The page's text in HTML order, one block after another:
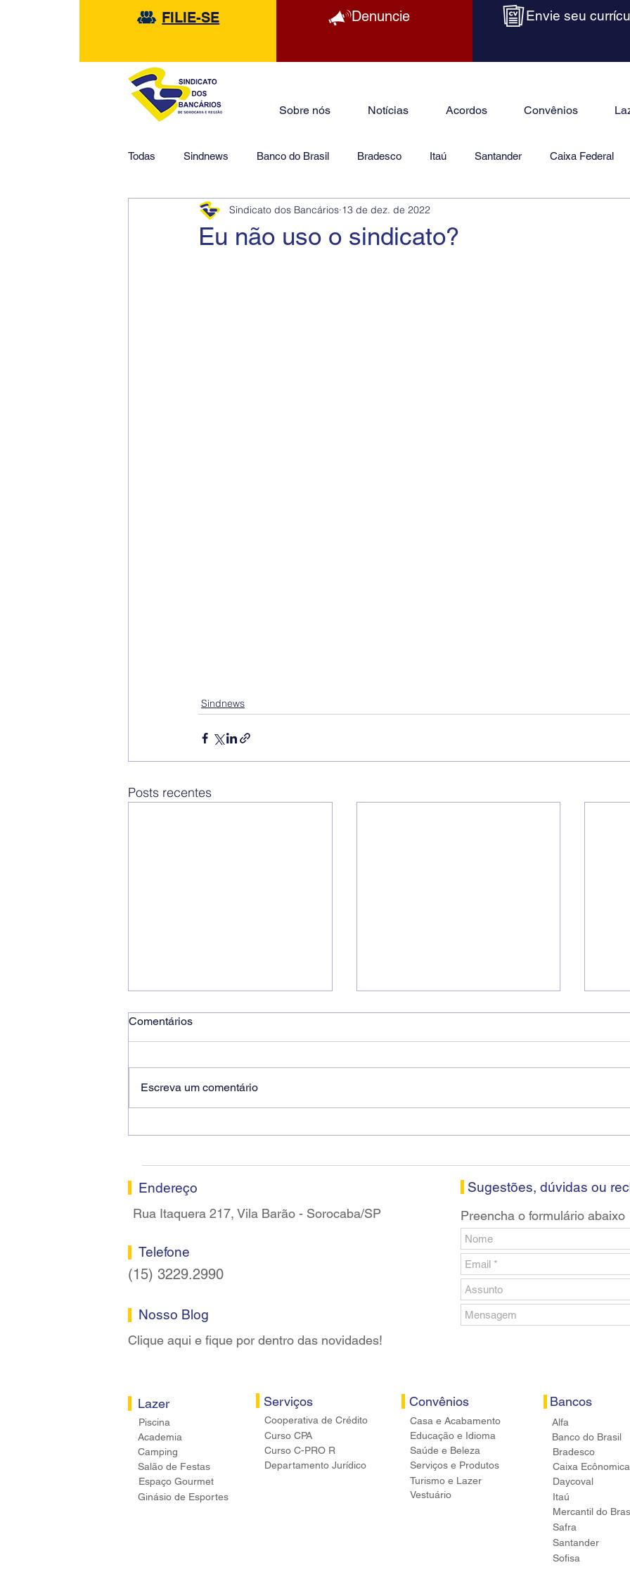
FILIE-SE Denuncie Envie seu
Sobre nós Notícias Acordos Convênios
Todas Sindnews Banco do Brasil Bradesco Itaú Santander Caixa Federal
HSBC Financeiras Jurídico
Eu não uso o sindicato?
Sindicato dos Bancários 13 de dez. de 2022
Sindnews
Posts recentes
Comentários
Escreva um comentário
Endereço
Rua Itaquera 217, Vila Barão - Sorocaba/SP
Telefone
(15) 3229.2990
Nosso Blog
Clique aqui e fique por dentro das novidades!
Lazer
Piscina
Academia
Camping
Salão de Festas
Espaço Gourmet
Ginásio de Esportes
Serviços
Cooperativa de Crédito
Curso CPA
Curso C-PRO R
Departamento Jurídico
Sugestões, dúvidas ou
Preencha o formulário abaixo
Convênios
Casa e Acabamento
Educação e Idioma
Saúde e Beleza
Serviços e Produtos
Turismo e Lazer
Vestuário
Bancos
Alfa
Banco do Brasil
Bradesco
Caixa
Daycoval
Itaú
Mercantil do
Safra
Santander
Sofisa